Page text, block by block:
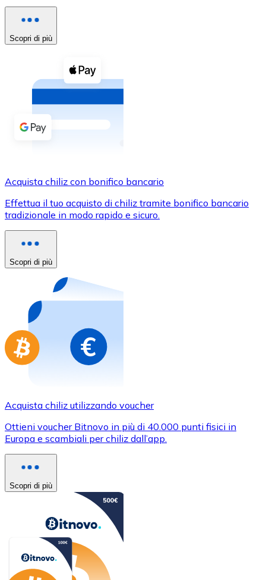
Vedi tutto
Buoni cripto
Acquista criptovalute in contanti e altri mezzi di
Acquista con contanti
Bonifico SEPA
Usa le carte Visa e Mastercard per acquistare
Acquista con carta
Acquista gift card dei tuoi marchi preferiti con
Vai al negozio di carte regalo
Scopri di più
Acquista chiliz con bonifico bancario
Effettua il tuo acquisto di chiliz tramite bonifico bancario
tradizionale in modo rapido e sicuro.
Scopri di più
Acquista chiliz utilizzando voucher
Ottieni voucher Bitnovo in più di 40.000 punti fisici in
Europa e scambiali per chiliz dall’app.
Scopri di più